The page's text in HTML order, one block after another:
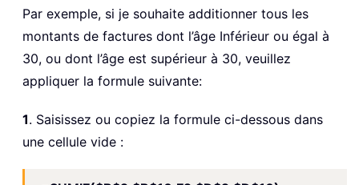
Par exemple, si je souhaite additionner tous les
montants de factures dont l’âge Inférieur ou égal à
30, ou dont l’âge est supérieur à 30, veuillez
appliquer la formule suivante:
1. Saisissez ou copiez la formule ci-dessous dans
une cellule vide :